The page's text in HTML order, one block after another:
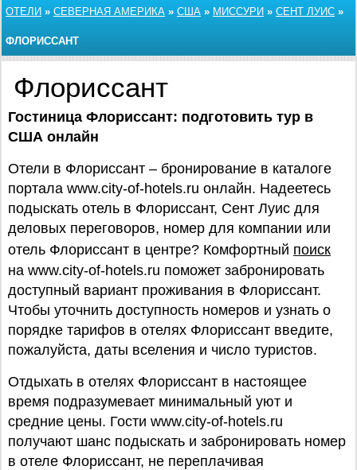
ОТЕЛИ » СЕВЕРНАЯ АМЕРИКА » США » МИССУРИ » СЕНТ ЛУИС »
ФЛОРИССАНТ
Флориссант
Гостиница Флориссант: подготовить тур в
США онлайн
Отели в Флориссант – бронирование в каталоге
портала www.city-of-hotels.ru онлайн. Надеетесь
подыскать отель в Флориссант, Сент Луис для
деловых переговоров, номер для компании или
отель Флориссант в центре? Комфортный поиск
на www.city-of-hotels.ru поможет забронировать
доступный вариант проживания в Флориссант.
Чтобы уточнить доступность номеров и узнать о
порядке тарифов в отелях Флориссант введите,
пожалуйста, даты вселения и число туристов.
Отдыхать в отелях Флориссант в настоящее
время подразумевает минимальный уют и
средние цены. Гости www.city-of-hotels.ru
получают шанс подыскать и забронировать номер
в отеле Флориссант, не переплачивая